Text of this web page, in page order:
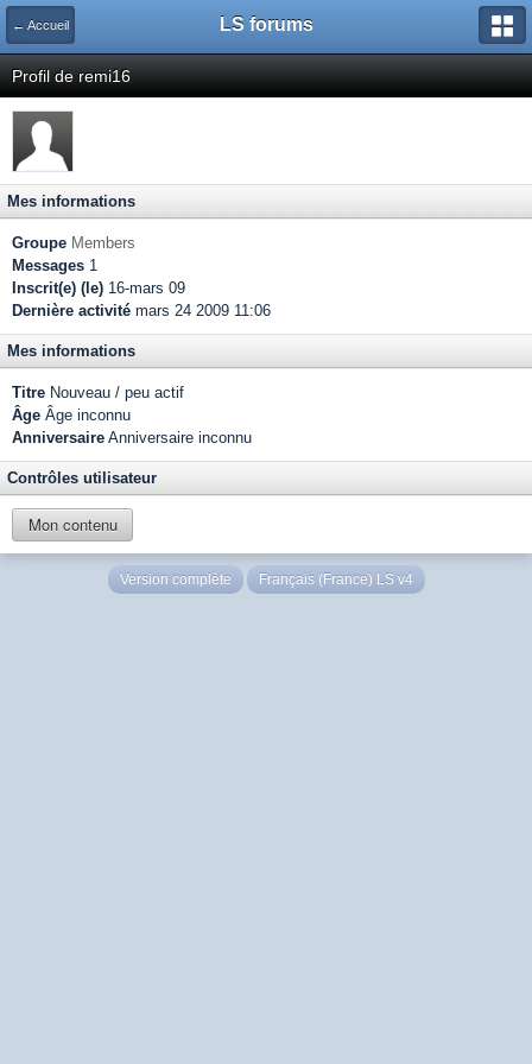
← Accueil LS forums
Profil de remi16
Mes informations
Groupe Members
Messages 1
Inscrit(e) (le) 16-mars 09
Dernière activité mars 24 2009 11:06
Mes informations
Titre Nouveau / peu actif
Âge Âge inconnu
Anniversaire Anniversaire inconnu
Contrôles utilisateur
Mon contenu
Version complète Français (France) LS v4